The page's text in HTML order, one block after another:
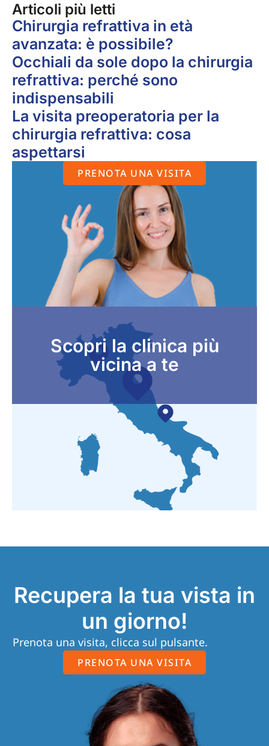
Articoli più letti
Chirurgia refrattiva in età
avanzata: è possibile?
Occhiali da sole dopo la chirurgia
refrattiva: perché sono
indispensabili
La visita preoperatoria per la
chirurgia refrattiva: cosa
aspettarsi
PRENOTA UNA VISITA
Scopri la clinica più
vicina a te
Recupera la tua vista in
un giorno!
Prenota una visita, clicca sul pulsante.
PRENOTA UNA VISITA